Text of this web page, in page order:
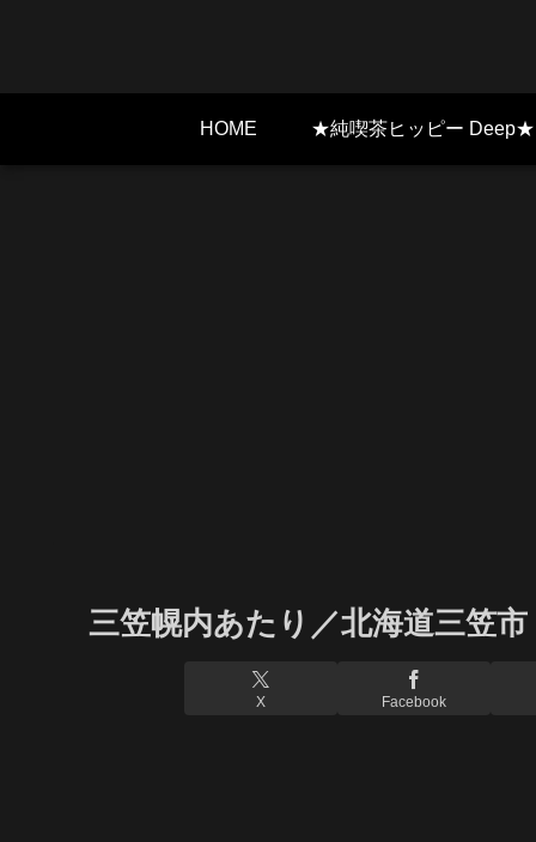
HOME ★純喫茶ヒッピー Deep★
三笠幌内あたり／北海道三笠市
X Facebook